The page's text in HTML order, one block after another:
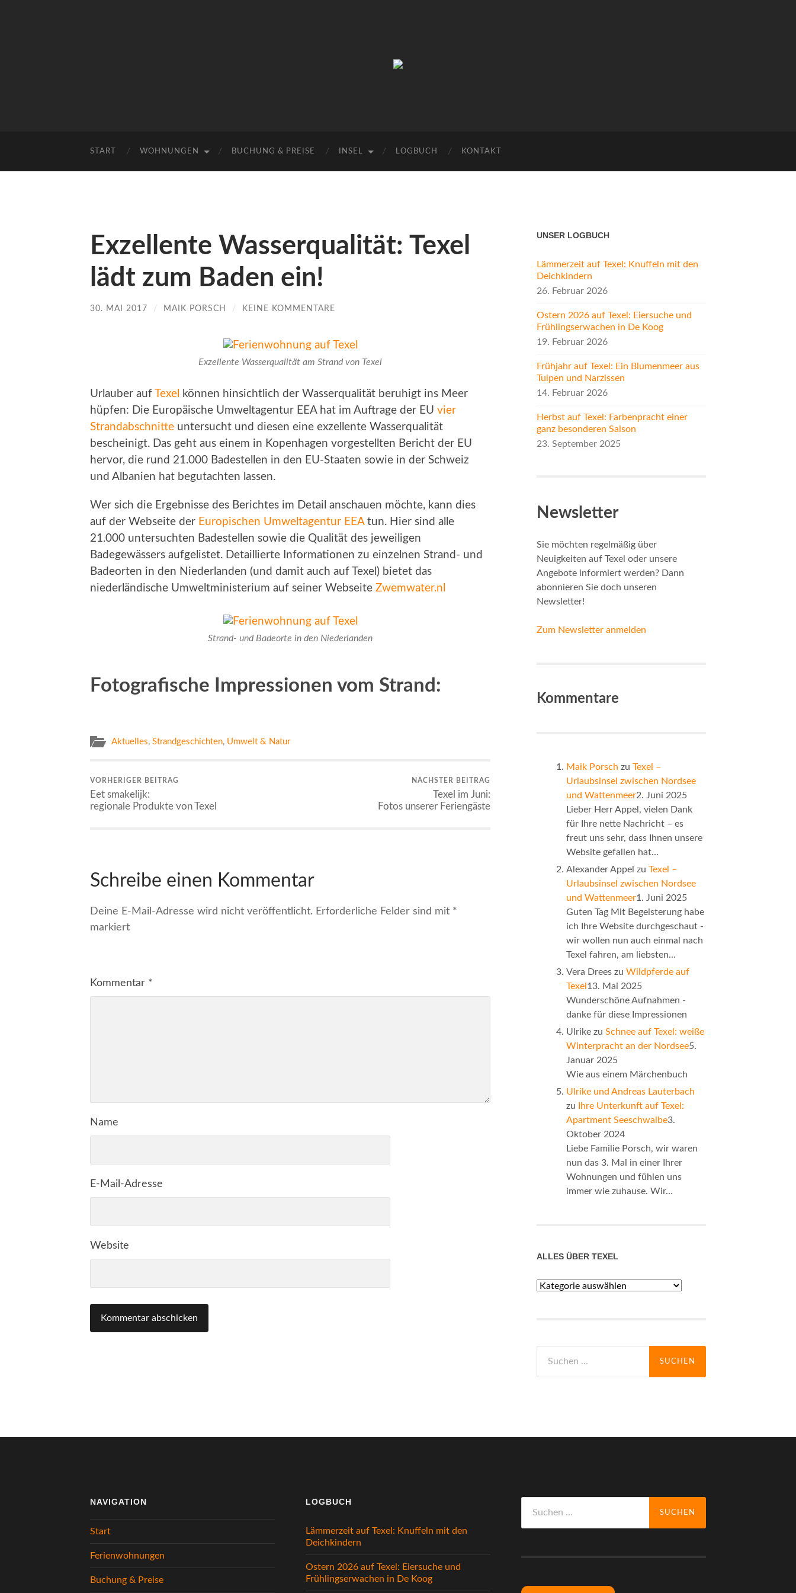
Porsch
START WOHNUNGEN BUCHUNG & PREISE INSEL LOGBUCH KONTAKT
Exzellente Wasserqualität: Texel
lädt zum Baden ein!
30. MAI 2017 / MAIK PORSCH / KEINE KOMMENTARE
Exzellente Wasserqualität am Strand von Texel
Urlauber auf Texel
können hinsichtlich der Wasserqualität beruhigt ins Meer
hüpfen: Die Europäische Umweltagentur EEA hat im Auftrage der EU vier
Strandabschnitte untersucht und diesen eine exzellente Wasserqualität
bescheinigt. Das geht aus einem in Kopenhagen vorgestellten Bericht der EU
hervor, die rund 21.000 Badestellen in den EU-Staaten sowie in der Schweiz
und Albanien hat begutachten lassen.
Wer sich die Ergebnisse des Berichtes im Detail anschauen möchte, kann dies
auf der Webseite der Europischen Umweltagentur EEAtun. Hier sind alle
21.000 untersuchten Badestellen sowie die Qualität des jeweiligen
Badegewässers aufgelistet. Detaillierte Informationen zu einzelnen Strand- und
Badeorten in den Niederlanden (und damit auch auf Texel) bietet das
niederländische Umweltministerium auf seiner Webseite Zwemwater.nl
Strand- und Badeorte in den Niederlanden
Fotografische Impressionen vom Strand:
Aktuelles, Strandgeschichten, Umwelt & Natur
VORHERIGER BEITRAG
Eet smakelijk:
regionale Produkte von Texel
NÄCHSTER BEITRAG
Texel im Juni:
Fotos unserer Feriengäste
Schreibe einen Kommentar
Deine E-Mail-Adresse wird nicht veröffentlicht. Erforderliche Felder sind mit *
markiert
Kommentar *
Name
E-Mail-Adresse
Website
UNSER LOGBUCH
Lämmerzeit auf Texel: Knuffeln mit den
Deichkindern
26. Februar 2026
Ostern 2026 auf Texel: Eiersuche und
Frühlingserwachen in De Koog
19. Februar 2026
Frühjahr auf Texel: Ein Blumenmeer aus
Tulpen und Narzissen
14. Februar 2026
Herbst auf Texel: Farbenpracht einer
ganz besonderen Saison
23. September 2025
Newsletter
Sie möchten regelmäßig über
Neuigkeiten auf Texel oder unsere
Angebote informiert werden? Dann
abonnieren Sie doch unseren
Newsletter!
Zum Newsletter anmelden
Kommentare
Maik Porsch zu Texel –
Urlaubsinsel zwischen Nordsee
und Wattenmeer2. Juni 2025
Lieber Herr Appel, vielen Dank
für Ihre nette Nachricht – es
freut uns sehr, dass Ihnen unsere
Website gefallen hat…
Alexander Appel zu Texel –
Urlaubsinsel zwischen Nordsee
und Wattenmeer1. Juni 2025
Guten Tag Mit Begeisterung habe
ich Ihre Website durchgeschaut -
wir wollen nun auch einmal nach
Texel fahren, am liebsten…
Vera Drees zu Wildpferde auf
Texel 13. Mai 2025
Wunderschöne Aufnahmen -
danke für diese Impressionen
Ulrike zu Schnee auf Texel: weiße
Winterpracht an der Nordsee5.
Januar 2025
Wie aus einem Märchenbuch
Ulrike und Andreas Lauterbach
zu
Ihre Unterkunft auf Texel:
Apartment Seeschwalbe3.
Oktober 2024
Liebe Familie Porsch, wir waren
nun das 3. Mal in einer Ihrer
Wohnungen und fühlen uns
immer wie zuhause. Wir…
ALLES ÜBER TEXEL
Alles
nach:
NAVIGATION
Start
Ferienwohnungen
Buchung & Preise
LOGBUCH
Lämmerzeit auf Texel: Knuffeln mit den
Deichkindern
Ostern 2026 auf Texel: Eiersuche und
Frühlingserwachen in De Koog
nach: